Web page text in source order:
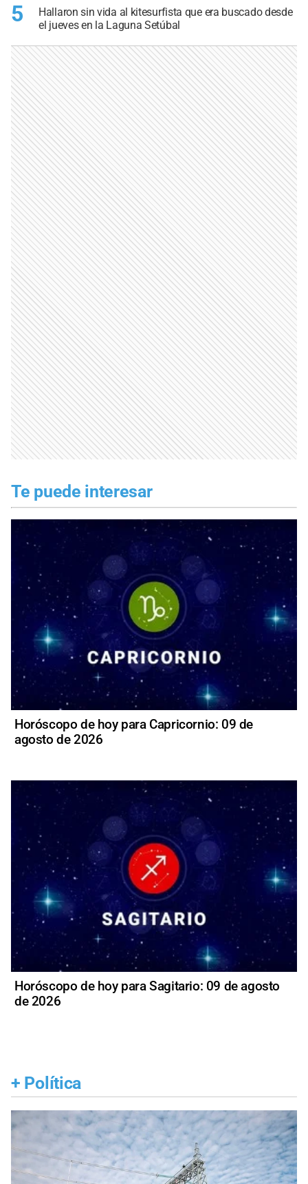
5
Hallaron sin vida al kitesurfista que era buscado desde
el jueves en la Laguna Setúbal
Te puede interesar
Horóscopo de hoy para Capricornio: 09 de
agosto de 2026
Horóscopo de hoy para Sagitario: 09 de agosto
de 2026
+ Política